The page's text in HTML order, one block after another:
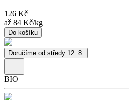
126 Kč
až 84 Kč/kg
Do košíku
Doručíme od středy 12. 8.
BIO